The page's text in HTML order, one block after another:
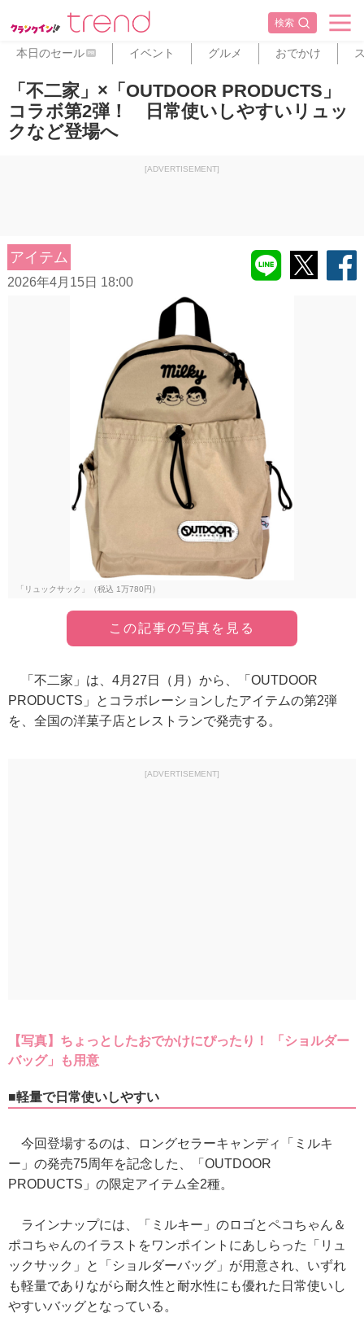
検索
本日のセール PR イベント グルメ おでかけ
「不二家」×「OUTDOOR PRODUCTS」
コラボ第2弾！ 日常使いしやすいリュッ
クなど登場へ
[ADVERTISEMENT]
アイテム
2026年4月15日 18:00
「リュックサック」（税込 1万780円）
この記事の写真を見る
「不二家」は、4月27日（月）から、「OUTDOOR
PRODUCTS」とコラボレーションしたアイテムの第2弾
を、全国の洋菓子店とレストランで発売する。
[ADVERTISEMENT]
【写真】ちょっとしたおでかけにぴったり！ 「ショルダー
バッグ」も用意
■軽量で日常使いしやすい
今回登場するのは、ロングセラーキャンディ「ミルキ
ー」の発売75周年を記念した、「OUTDOOR
PRODUCTS」の限定アイテム全2種。
ラインナップには、「ミルキー」のロゴとペコちゃん＆
ポコちゃんのイラストをワンポイントにあしらった「リュ
ックサック」と「ショルダーバッグ」が用意され、いずれ
も軽量でありながら耐久性と耐水性にも優れた日常使いし
やすいバッグとなっている。